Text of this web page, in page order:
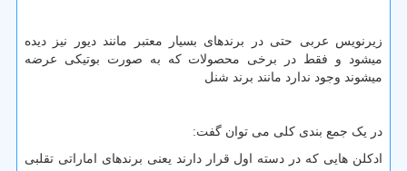
زیرنویس عربی حتی در برندهای بسیار معتبر مانند دیور نیز دیده
میشود و فقط در برخی محصولات که به صورت بوتیکی عرضه
میشوند وجود ندارد مانند برند شنل
در یک جمع بندی کلی می توان گفت:
ادکلن هایی که در دسته اول قرار دارند یعنی برندهای اماراتی تقلبی